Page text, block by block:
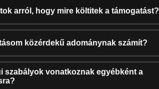
arról, hogy mire költitek a támogatást?
közérdekű adománynak számít?
szabályok vonatkoznak egyébként a